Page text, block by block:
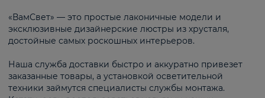
«ВамСвет» — это простые лаконичные модели и
эксклюзивные дизайнерские люстры из хрусталя,
достойные самых роскошных интерьеров.
Наша служба доставки быстро и аккуратно привезет
заказанные товары, а установкой осветительной
техники займутся специалисты службы монтажа.